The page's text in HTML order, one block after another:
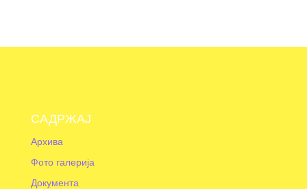
САДРЖАЈ
Архива
Фото галерија
Документа